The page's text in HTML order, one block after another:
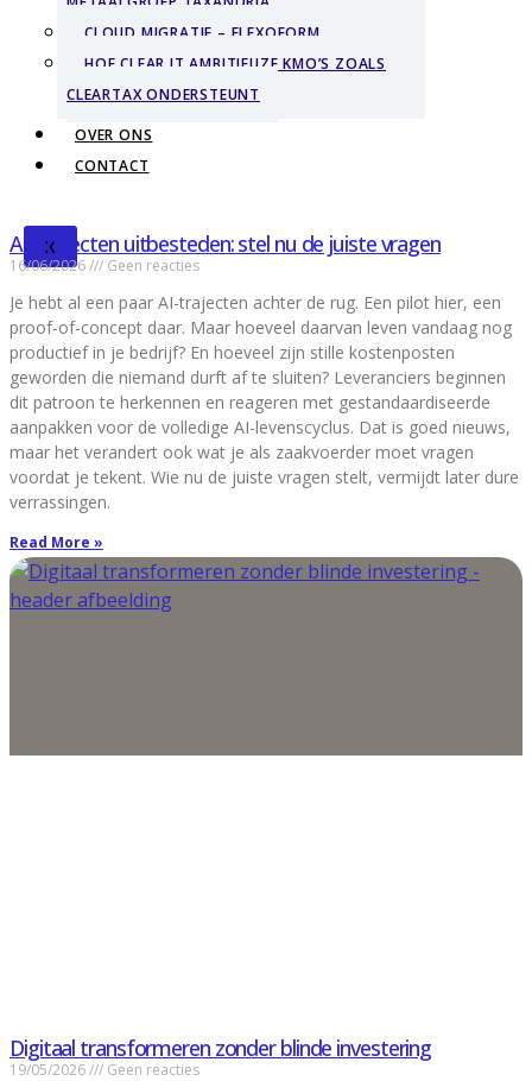
CLOUD MIGRATIE – FLEXOFORM
HOE CLEAR IT AMBITIEUZE KMO’S ZOALS
CLEARTAX ONDERSTEUNT
OVER ONS
CONTACT
X
AI-projecten uitbesteden: stel nu de juiste vragen
16/06/2026 Geen reacties
Je hebt al een paar AI-trajecten achter de rug. Een pilot hier, een
proof-of-concept daar. Maar hoeveel daarvan leven vandaag nog
productief in je bedrijf? En hoeveel zijn stille kostenposten
geworden die niemand durft af te sluiten? Leveranciers beginnen
dit patroon te herkennen en reageren met gestandaardiseerde
aanpakken voor de volledige AI-levenscyclus. Dat is goed nieuws,
maar het verandert ook wat je als zaakvoerder moet vragen
voordat je tekent. Wie nu de juiste vragen stelt, vermijdt later dure
verrassingen.
Read More »
Digitaal transformeren zonder blinde investering
19/05/2026 Geen reacties